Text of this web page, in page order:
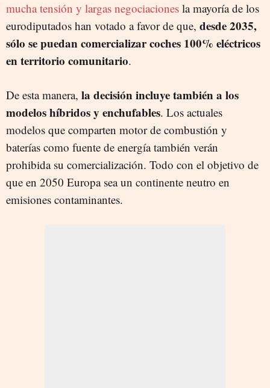
mucha tensión y largas negociaciones la mayoría de los
eurodiputados han votado a favor de que, desde 2035,
sólo se puedan comercializar coches 100% eléctricos
en territorio comunitario.
De esta manera, la decisión incluye también a los
modelos híbridos y enchufables. Los actuales
modelos que comparten motor de combustión y
baterías como fuente de energía también verán
prohibida su comercialización. Todo con el objetivo de
que en 2050 Europa sea un continente neutro en
emisiones contaminantes.